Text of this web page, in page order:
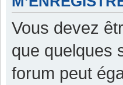
Vous devez
que quelques
forum peut